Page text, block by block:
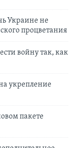
Украине не
процветания
войну так, как
укрепление
пакете